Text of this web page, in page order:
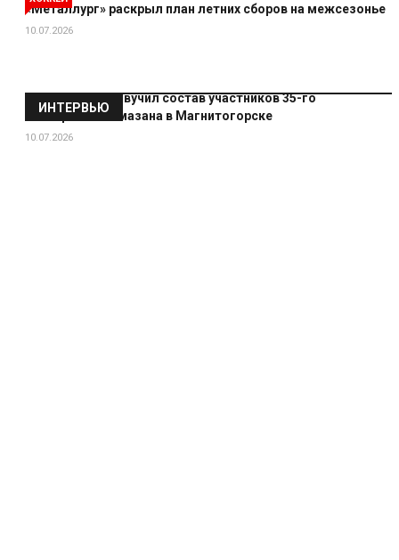
«Металлург» раскрыл план летних сборов на межсезонье
10.07.2026
«Металлург» озвучил состав участников 35-го
Мемориала Ромазана в Магнитогорске
10.07.2026
ИНТЕРВЬЮ